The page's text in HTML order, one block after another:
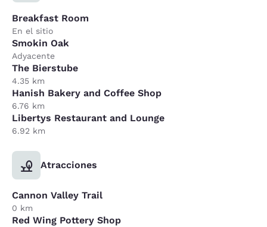
Breakfast Room
En el sitio
Smokin Oak
Adyacente
The Bierstube
4.35 km
Hanish Bakery and Coffee Shop
6.76 km
Libertys Restaurant and Lounge
6.92 km
Atracciones
Cannon Valley Trail
0 km
Red Wing Pottery Shop